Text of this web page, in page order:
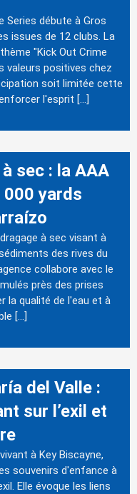
Series débute à Gros
issues de 12 clubs. La
"Kick Out Crime
valeurs positives chez
soit limitée cette
l'esprit […]
sec : la AAA
000 yards
à sec visant à
des rives du
collabore avec le
près des prises
la qualité de l'eau et à
[…]
del Valle :
sur l’exil et
à Key Biscayne,
souvenirs d'enfance à
Elle évoque les liens